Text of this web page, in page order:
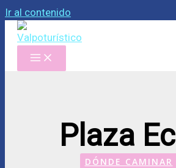
Ir al contenido
Plaza
DÓNDE CAMINAR